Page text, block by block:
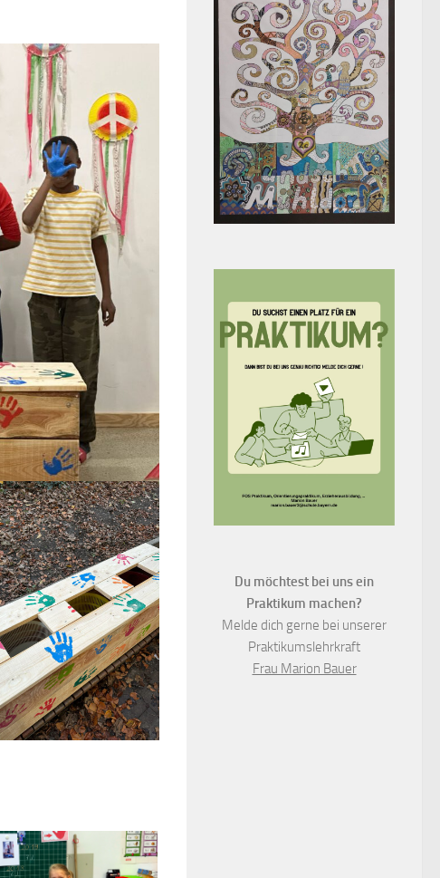
Du möchtest bei uns ein
Praktikum machen?
Melde dich gerne bei unserer
Praktikumslehrkraft
Frau Marion Bauer